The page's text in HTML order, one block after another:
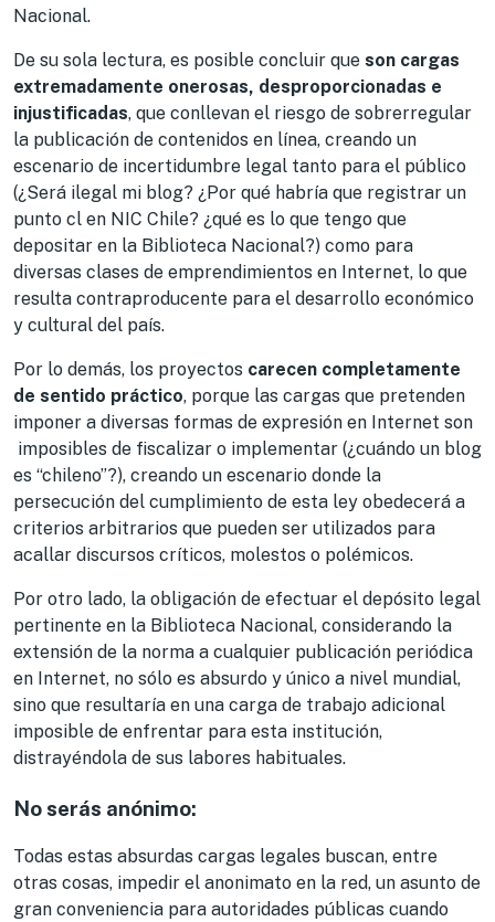
Nacional.
De su sola lectura, es posible concluir que son cargas
extremadamente onerosas, desproporcionadas e
injustificadas, que conllevan el riesgo de sobrerregular
la publicación de contenidos en línea, creando un
escenario de incertidumbre legal tanto para el público
(¿Será ilegal mi blog? ¿Por qué habría que registrar un
punto cl en NIC Chile? ¿qué es lo que tengo que
depositar en la Biblioteca Nacional?) como para
diversas clases de emprendimientos en Internet, lo que
resulta contraproducente para el desarrollo económico
y cultural del país.
Por lo demás, los proyectos carecen completamente
de sentido práctico, porque las cargas que pretenden
imponer a diversas formas de expresión en Internet son
imposibles de fiscalizar o implementar (¿cuándo un blog
es “chileno”?), creando un escenario donde la
persecución del cumplimiento de esta ley obedecerá a
criterios arbitrarios que pueden ser utilizados para
acallar discursos críticos, molestos o polémicos.
Por otro lado, la obligación de efectuar el depósito legal
pertinente en la Biblioteca Nacional, considerando la
extensión de la norma a cualquier publicación periódica
en Internet, no sólo es absurdo y único a nivel mundial,
sino que resultaría en una carga de trabajo adicional
imposible de enfrentar para esta institución,
distrayéndola de sus labores habituales.
No serás anónimo:
Todas estas absurdas cargas legales buscan, entre
otras cosas, impedir el anonimato en la red, un asunto de
gran conveniencia para autoridades públicas cuando